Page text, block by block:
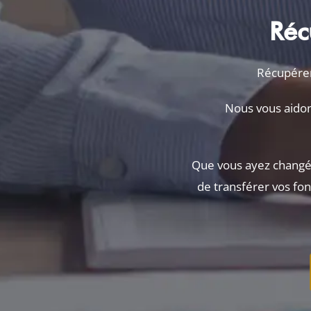
Nous vous
Que vous ayez
de transférer vos